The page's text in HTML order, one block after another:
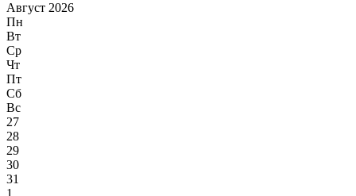
Август 2026
Пн
Вт
Ср
Чт
Пт
Сб
Вс
27
28
29
30
31